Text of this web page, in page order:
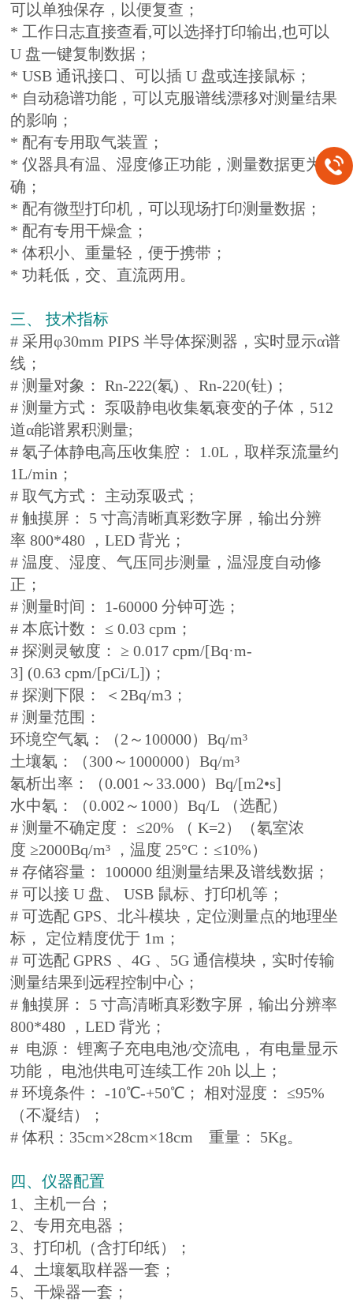
可以单独保存，以便复查；
* 工作日志直接查看,可以选择打印输出,也可以
U 盘一键复制数据；
* USB 通讯接口、可以插 U 盘或连接鼠标；
* 自动稳谱功能，可以克服谱线漂移对测量结果
的影响；
* 配有专用取气装置；
* 仪器具有温、湿度修正功能，测量数据更为准
确；
* 配有微型打印机，可以现场打印测量数据；
* 配有专用干燥盒；
* 体积小、重量轻，便于携带；
* 功耗低，交、直流两用。
三、 技术指标
# 采用φ30mm PIPS 半导体探测器，实时显示α谱
线；
# 测量对象： Rn-222(氡) 、Rn-220(钍)；
# 测量方式： 泵吸静电收集氡衰变的子体，512
道α能谱累积测量;
# 氡子体静电高压收集腔： 1.0L，取样泵流量约
1L/min；
# 取气方式： 主动泵吸式；
# 触摸屏： 5 寸高清晰真彩数字屏，输出分辨
率 800*480 ，LED 背光；
# 温度、湿度、气压同步测量，温湿度自动修
正；
# 测量时间： 1-60000 分钟可选；
# 本底计数： ≤ 0.03 cpm；
# 探测灵敏度： ≥ 0.017 cpm/[Bq·m-
3] (0.63 cpm/[pCi/L])；
# 探测下限： ＜2Bq/m3；
# 测量范围：
环境空气氡：（2～100000）Bq/m³
土壤氡：（300～1000000）Bq/m³
氡析出率：（0.001～33.000）Bq/[m2•s]
水中氡：（0.002～1000）Bq/L （选配）
# 测量不确定度： ≤20% （ K=2）（氡室浓
度 ≥2000Bq/m³ ，温度 25°C：≤10%）
# 存储容量： 100000 组测量结果及谱线数据；
# 可以接 U 盘、 USB 鼠标、打印机等；
# 可选配 GPS、北斗模块，定位测量点的地理坐
标， 定位精度优于 1m；
# 可选配 GPRS 、4G 、5G 通信模块，实时传输
测量结果到远程控制中心；
# 触摸屏： 5 寸高清晰真彩数字屏，输出分辨率
800*480 ，LED 背光；
# 电源： 锂离子充电电池/交流电， 有电量显示
功能， 电池供电可连续工作 20h 以上；
# 环境条件： -10℃-+50℃； 相对湿度： ≤95%
（不凝结）；
# 体积：35cm×28cm×18cm 重量： 5Kg。
四、仪器配置
1、主机一台；
2、专用充电器；
3、打印机（含打印纸）；
4、土壤氡取样器一套；
5、干燥器一套；